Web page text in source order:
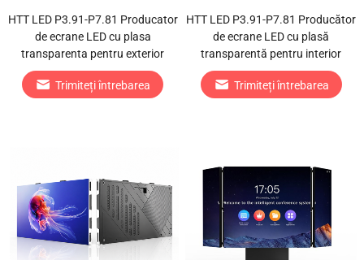
HTT LED P3.91-P7.81 Producator
de ecrane LED cu plasa
transparenta pentru exterior
Trimiteți întrebarea
HTT LED P3.91-P7.81 Producător
de ecrane LED cu plasă
transparentă pentru interior
Trimiteți întrebarea